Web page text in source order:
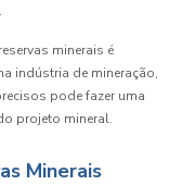
minerais é
indústria de mineração,
pode fazer uma
projeto mineral.
Minerais